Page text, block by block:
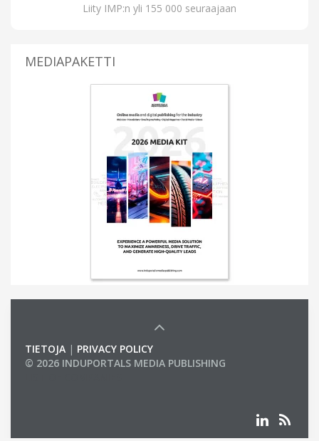
Liity IMP:n yli 155 000 seuraajaan
MEDIAPAKETTI
TIETOJA | PRIVACY POLICY
© 2026 INDUPORTALS MEDIA PUBLISHING